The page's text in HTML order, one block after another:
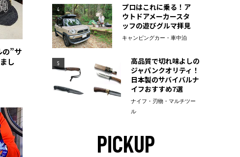
の”サ
し
4
プロはこれに乗る！ア
ウトドアメーカースタ
ッフの遊びグルマ拝見
キャンピングカー・車中泊
5
高品質で切れ味よしの
ジャパンクオリティ！
日本製のサバイバルナ
イフおすすめ7選
ナイフ・刃物・マルチツー
ル
PICKUP